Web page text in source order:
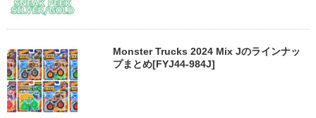
Monster Trucks 2024 Mix Jのラインナッ
プまとめ[FYJ44-984J]